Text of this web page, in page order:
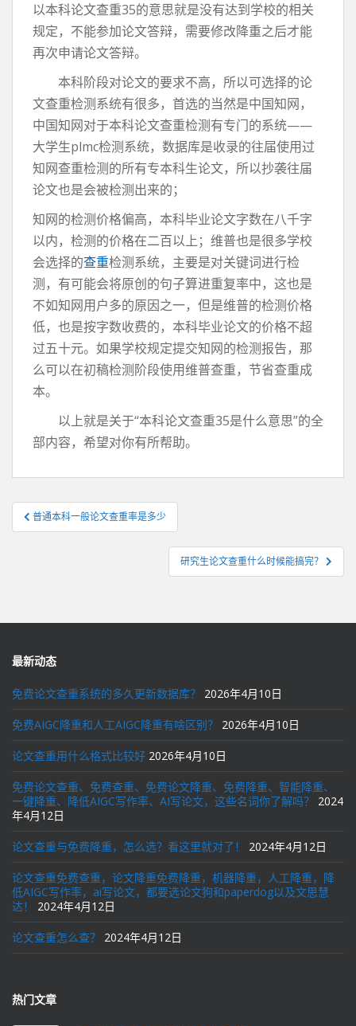
以本科论文查重35的意思就是没有达到学校的相关
规定，不能参加论文答辩，需要修改降重之后才能
再次申请论文答辩。
本科阶段对论文的要求不高，所以可选择的论
文查重检测系统有很多，首选的当然是中国知网，
中国知网对于本科论文查重检测有专门的系统——
大学生plmc检测系统，数据库是收录的往届使用过
知网查重检测的所有专本科生论文，所以抄袭往届
论文也是会被检测出来的；
知网的检测价格偏高，本科毕业论文字数在八千字
以内，检测的价格在二百以上；维普也是很多学校
会选择的查重检测系统，主要是对关键词进行检
测，有可能会将原创的句子算进重复率中，这也是
不如知网用户多的原因之一，但是维普的检测价格
低，也是按字数收费的，本科毕业论文的价格不超
过五十元。如果学校规定提交知网的检测报告，那
么可以在初稿检测阶段使用维普查重，节省查重成
本。
以上就是关于“本科论文查重35是什么意思”的全
部内容，希望对你有所帮助。
文
章
普通本科一般论文查重率是多少
研究生论文查重什么时候能搞完？
最新动态
免费论文查重系统的多久更新数据库？ 2026年4月10日
免费AIGC降重和人工AIGC降重有啥区别？ 2026年4月10日
论文查重用什么格式比较好 2026年4月10日
免费论文查重、免费查重、免费论文降重、免费降重、智能降重、
一键降重、降低AIGC写作率、AI写论文，这些名词你了解吗？
2024
年4月12日
论文查重与免费降重，怎么选？看这里就对了！ 2024年4月12日
论文查重免费查重，论文降重免费降重，机器降重，人工降重，降
低AIGC写作率，ai写论文，都要选论文狗和paperdog以及文思慧
达！
2024年4月12日
论文查重怎么查？ 2024年4月12日
热门文章